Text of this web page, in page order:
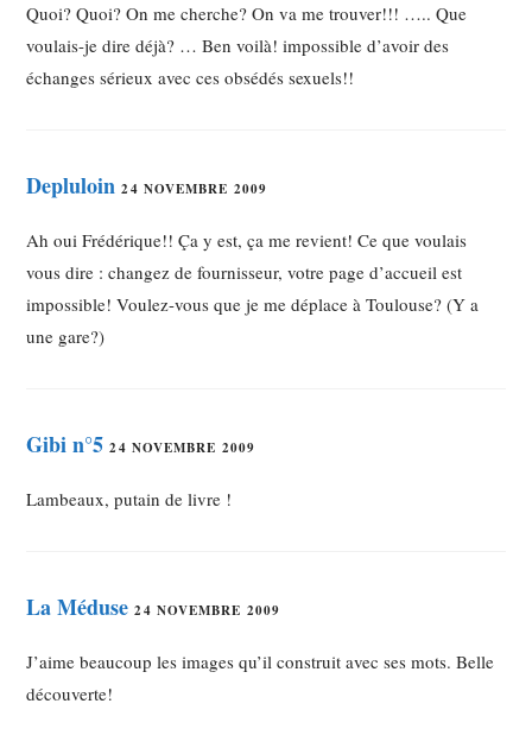
Quoi? Quoi? On me cherche? On va me trouver!!! ….. Que
voulais-je dire déjà? … Ben voilà! impossible d’avoir des
échanges sérieux avec ces obsédés sexuels!!
Depluloin 24 NOVEMBRE 2009
Ah oui Frédérique!! Ça y est, ça me revient! Ce que voulais
vous dire : changez de fournisseur, votre page d’accueil est
impossible! Voulez-vous que je me déplace à Toulouse? (Y a
une gare?)
Gibi n°5 24 NOVEMBRE 2009
Lambeaux, putain de livre !
La Méduse 24 NOVEMBRE 2009
J’aime beaucoup les images qu’il construit avec ses mots. Belle
découverte!